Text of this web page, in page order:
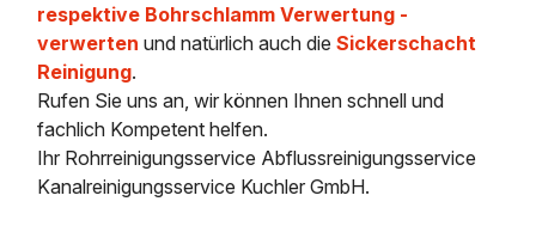
respektive Bohrschlamm Verwertung -
verwerten und natürlich auch dieSickerschacht
Reinigung.
Rufen Sie uns an, wir können Ihnen schnell und
fachlich Kompetent helfen.
Ihr Rohrreinigungsservice Abflussreinigungsservice
Kanalreinigungsservice Kuchler GmbH.